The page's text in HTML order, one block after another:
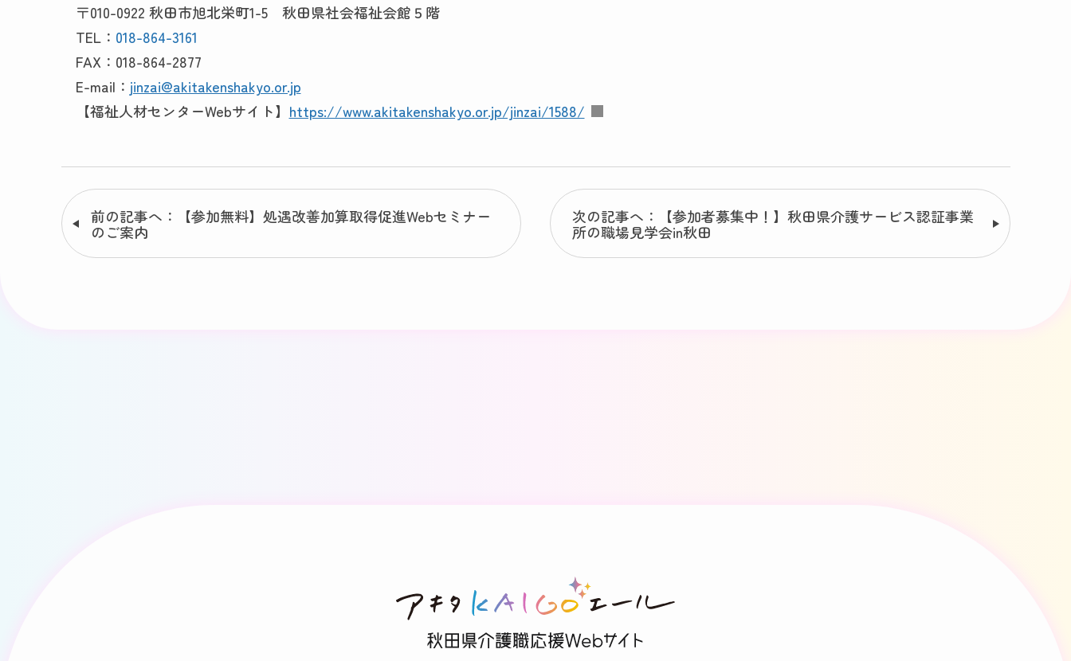
〒010-0922 秋田市旭北栄町1-5 秋田県社会福祉会館５階
TEL： 018-864-3161
FAX：018-864-2877
E-mail： jinzai@akitakenshakyo.or.jp
【福祉人材センターWebサイト】 https://www.akitakenshakyo.or.jp/jinzai/1588/
前の記事へ：【参加無料】処遇改善加算取得促進Webセミナー
のご案内
次の記事へ：【参加者募集中！】秋田県介護サービス認証事業
所の職場見学会in秋田